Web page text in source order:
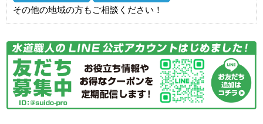
その他の地域の方もご相談ください！